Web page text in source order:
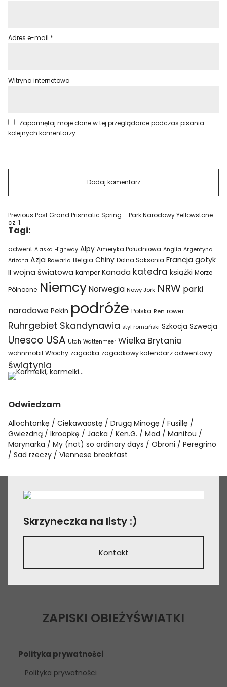
Adres e-mail *
Witryna internetowa
Zapamiętaj moje dane w tej przeglądarce podczas pisania
kolejnych komentarzy.
Previous PostGrand Prismatic Spring – Park Narodowy Yellowstone
cz. 1.
Tagi:
adwent Alaska Highway Alpy Ameryka Południowa Anglia Argentyna
Arizona Azja Bawaria Belgia Chiny Dolna Saksonia Francja gotyk
II wojna światowa kamper Kanada katedra książki Morze
Północne Niemcy Norwegia Nowy Jork NRW parki
narodowe Pekin podróże Polska Ren rower
Ruhrgebiet Skandynawia styl romański Szkocja Szwecja
Unesco USA Utah Wattenmeer Wielka Brytania
wohnmobil Włochy zagadka zagadkowy kalendarz adwentowy
świątynia
Odwiedzam
Allochtonkę Ciekawaostę Drugą Minogę
Fusillę
Gwiezdną
Ikroopkę Jacka Ken.G. Mad
Manitou
Marynarka
My (not) so ordinary days Obroni
Peregrino
Sad rzeczy
Viennese breakfast
Skrzyneczka na listy :)
Kontakt
ZAPISKI OBIEŻYŚWIATKI
Polityka prywatności
Polityka prywatności